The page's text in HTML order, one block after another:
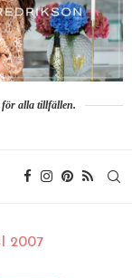
för alla tillfällen.
2007